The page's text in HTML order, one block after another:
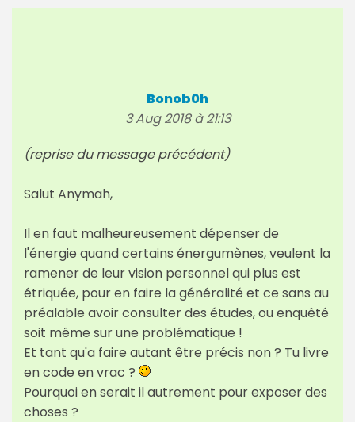
Bonob0h
3 Aug 2018 à 21:13
(reprise du message précédent)
Salut Anymah,
Il en faut malheureusement dépenser de
l'énergie quand certains énergumènes, veulent la
ramener de leur vision personnel qui plus est
étriquée, pour en faire la généralité et ce sans au
préalable avoir consulter des études, ou enquêté
soit même sur une problématique !
Et tant qu'a faire autant être précis non ? Tu livre
en code en vrac ?
Pourquoi en serait il autrement pour exposer des
choses ?